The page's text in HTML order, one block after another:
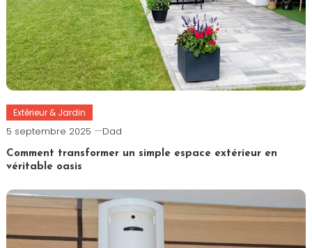
Extérieur & Jardin
5 septembre 2025 Dad
Comment transformer un simple espace extérieur en
véritable oasis